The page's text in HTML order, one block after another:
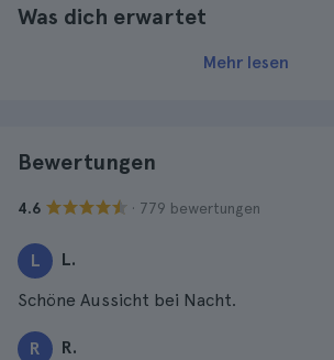
Was dich erwartet
Mehr lesen
Bewertungen
4.6 · 779 bewertungen
L L.
Schöne Aussicht bei Nacht.
R R.